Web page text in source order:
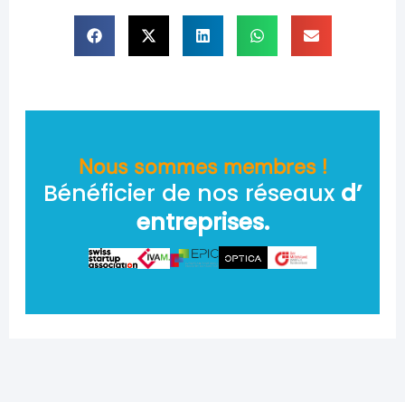
Nous sommes membres !
Bénéficier de nos réseaux d’
entreprises.